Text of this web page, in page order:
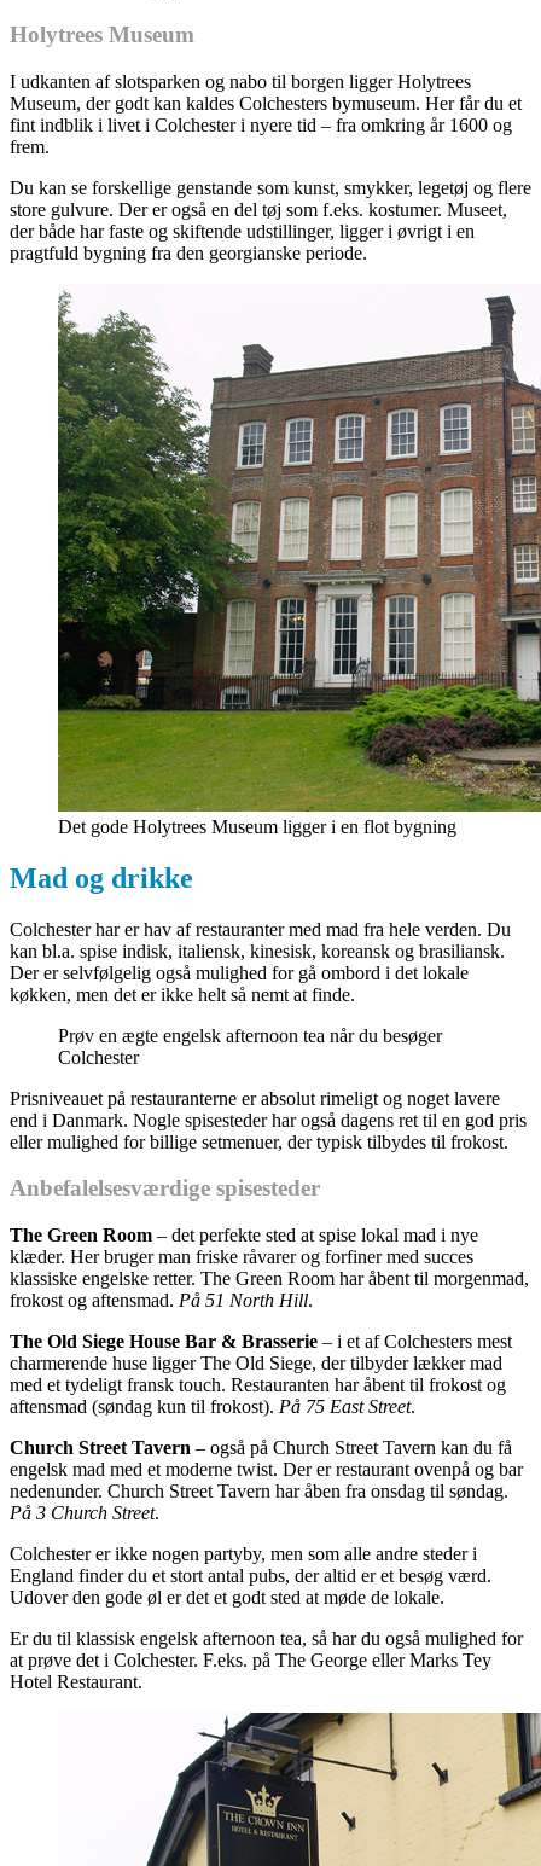
Holytrees Museum
I udkanten af slotsparken og nabo til borgen ligger Holytrees
Museum, der godt kan kaldes Colchesters bymuseum. Her får du et
fint indblik i livet i Colchester i nyere tid – fra omkring år 1600 og
frem.
Du kan se forskellige genstande som kunst, smykker, legetøj og flere
store gulvure. Der er også en del tøj som f.eks. kostumer. Museet,
der både har faste og skiftende udstillinger, ligger i øvrigt i en
pragtfuld bygning fra den georgianske periode.
Det gode Holytrees Museum ligger i en flot bygning
Mad og drikke
Colchester har er hav af restauranter med mad fra hele verden. Du
kan bl.a. spise indisk, italiensk, kinesisk, koreansk og brasiliansk.
Der er selvfølgelig også mulighed for gå ombord i det lokale
køkken, men det er ikke helt så nemt at finde.
Prøv en ægte engelsk afternoon tea når du besøger
Colchester
Prisniveauet på restauranterne er absolut rimeligt og noget lavere
end i Danmark. Nogle spisesteder har også dagens ret til en god pris
eller mulighed for billige setmenuer, der typisk tilbydes til frokost.
Anbefalelsesværdige spisesteder
The Green Room – det perfekte sted at spise lokal mad i nye
klæder. Her bruger man friske råvarer og forfiner med succes
klassiske engelske retter. The Green Room har åbent til morgenmad,
frokost og aftensmad. På 51 North Hill.
The Old Siege House Bar & Brasserie – i et af Colchesters mest
charmerende huse ligger The Old Siege, der tilbyder lækker mad
med et tydeligt fransk touch. Restauranten har åbent til frokost og
aftensmad (søndag kun til frokost). På 75 East Street.
Church Street Tavern – også på Church Street Tavern kan du få
engelsk mad med et moderne twist. Der er restaurant ovenpå og bar
nedenunder. Church Street Tavern har åben fra onsdag til søndag.
På 3 Church Street.
Colchester er ikke nogen partyby, men som alle andre steder i
England finder du et stort antal pubs, der altid er et besøg værd.
Udover den gode øl er det et godt sted at møde de lokale.
Er du til klassisk engelsk afternoon tea, så har du også mulighed for
at prøve det i Colchester. F.eks. på The George eller Marks Tey
Hotel Restaurant.